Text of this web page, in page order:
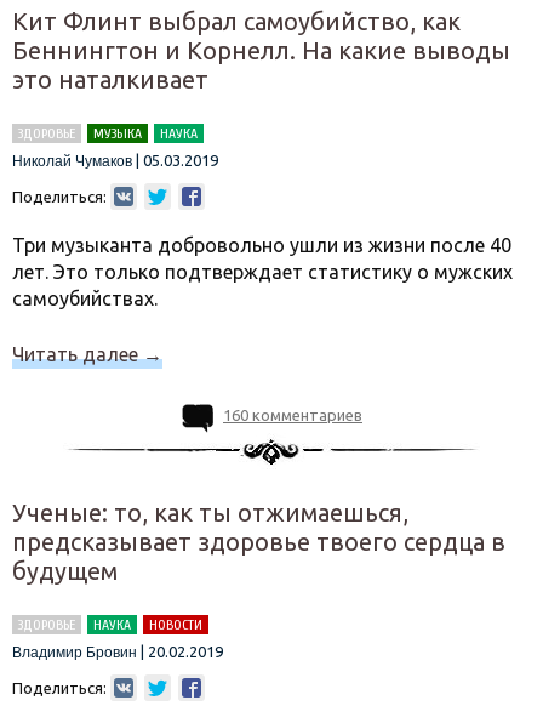
Кит Флинт выбрал самоубийство, как
Беннингтон и Корнелл. На какие выводы
это наталкивает
ЗДОРОВЬЕ МУЗЫКА
НАУКА
Николай Чумаков
05.03.2019
Поделиться:
Три музыканта добровольно ушли из жизни после 40
лет. Это только подтверждает статистику о мужских
самоубийствах.
Читать далее→
160 комментариев
Ученые: то, как ты отжимаешься,
предсказывает здоровье твоего сердца в
будущем
ЗДОРОВЬЕ НАУКА
НОВОСТИ
Владимир Бровин
20.02.2019
Поделиться: